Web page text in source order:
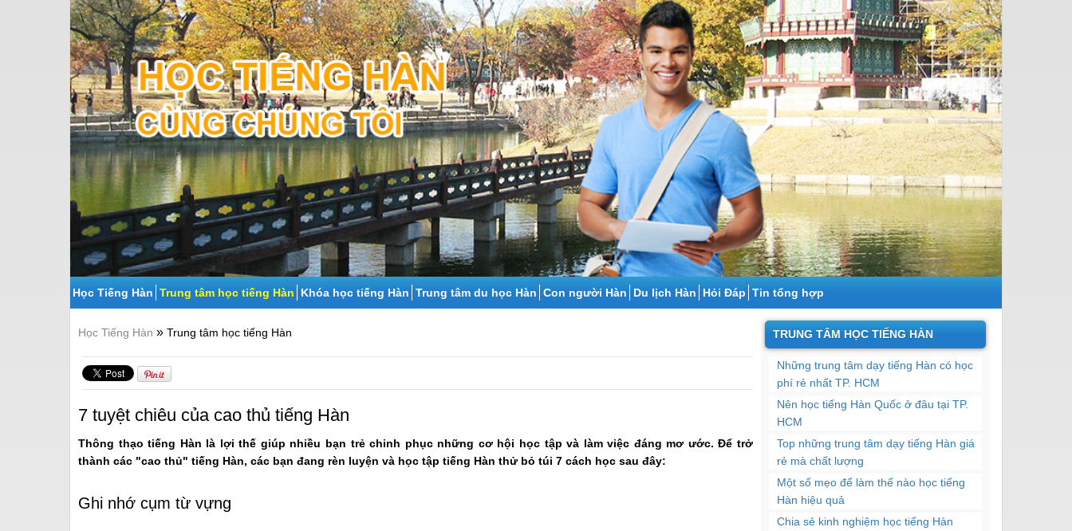
Học Tiếng Hàn Trung tâm học tiếng Hàn Khóa học tiếng Hàn Trung tâm du học Hàn Con người Hàn Du lịch Hàn Hỏi Đáp Tin tổng hợp
Học Tiếng Hàn » Trung tâm học tiếng Hàn
7 tuyệt chiêu của cao thủ tiếng Hàn
Thông thạo tiếng Hàn là lợi thế giúp nhiều bạn trẻ chinh phục những cơ hội học tập và làm việc đáng mơ ước. Để trở
thành các "cao thủ" tiếng Hàn, các bạn đang rèn luyện và học tập tiếng Hàn thử bỏ túi 7 cách học sau đây:
Ghi nhớ cụm từ vựng
TRUNG TÂM HỌC TIẾNG HÀN
Những trung tâm dạy tiếng Hàn có học
phí rẻ nhất TP. HCM
Nên học tiếng Hàn Quốc ở đâu tại TP.
HCM
Top những trung tâm dạy tiếng Hàn giá
rẻ mà chất lượng
​Một số mẹo để làm thế nào học tiếng
Hàn hiệu quả
Chia sẻ kinh nghiệm học tiếng Hàn